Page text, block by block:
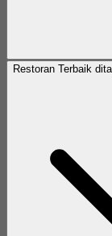
Restoran Terbaik